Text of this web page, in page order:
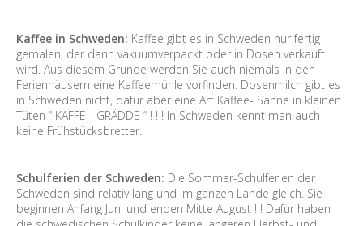
Kaffee in Schweden: Kaffee gibt es in Schweden nur fertig
gemalen, der dann vakuumverpackt oder in Dosen verkauft
wird. Aus diesem Grunde werden Sie auch niemals in den
Ferienhäusern eine Kaffeemühle vorfinden. Dosenmilch gibt es
in Schweden nicht, dafür aber eine Art Kaffee- Sahne in kleinen
Tüten “ KAFFE - GRÄDDE “ ! ! ! In Schweden kennt man auch
keine Frühstücksbretter.
Schulferien der Schweden: Die Sommer-Schulferien der
Schweden sind relativ lang und im ganzen Lande gleich. Sie
beginnen Anfang Juni und enden Mitte August ! ! Dafür haben